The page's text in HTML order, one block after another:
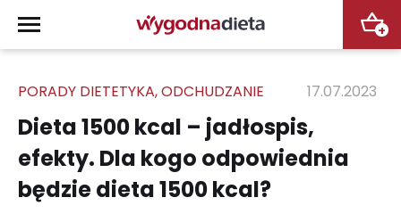
+
PORADY DIETETYKA,ODCHUDZANIE 17.07.2023
Dieta 1500 kcal – jadłospis,
efekty. Dla kogo odpowiednia
będzie dieta 1500 kcal?